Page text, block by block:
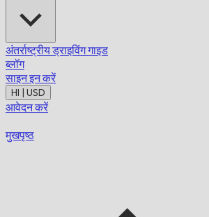
अंतर्राष्ट्रीय ड्राइविंग गाइड
ब्लॉग
साइन इन करें
HI | USD
आवेदन करें
मुखपृष्ठ